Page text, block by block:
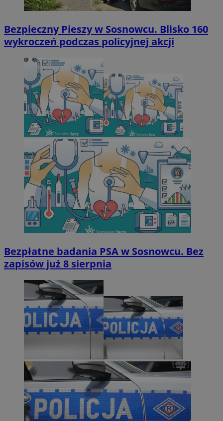
Bezpieczny Pieszy w Sosnowcu. Blisko 160
wykroczeń podczas policyjnej akcji
Bezpłatne badania PSA w Sosnowcu. Bez
zapisów już 8 sierpnia